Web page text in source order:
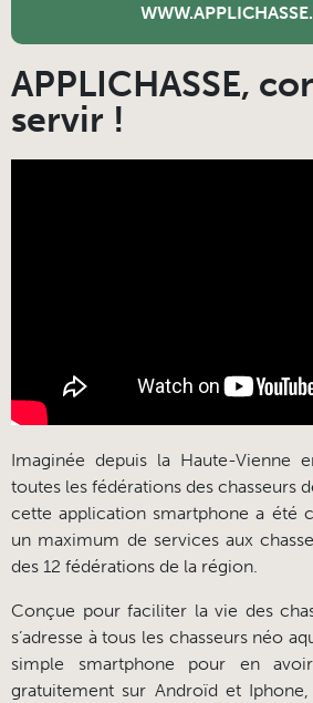
APPLICHASSE,
servir !
Imaginée depuis la Haute-Vienne
toutes les fédérations des chasseurs
cette application smartphone a été
un maximum de services aux
des 12 fédérations de la région.
Conçue pour faciliter la vie des
s’adresse à tous les chasseurs néo
simple smartphone pour en avoir
gratuitement sur Androïd et